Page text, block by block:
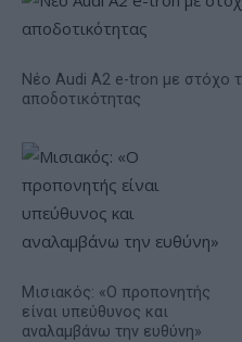
Νέο Audi A2 e-tron με στόχο
αποδοτικότητας
Μισιακός: «Ο προπονητής
είναι υπεύθυνος και
αναλαμβάνω την ευθύνη»